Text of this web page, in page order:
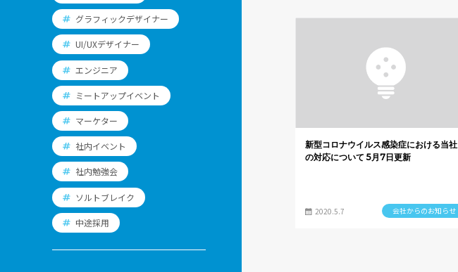
新型コロナウイルス感染症における当社
の対応について 5月7日更新
2020.5.7 会社からのお知らせ
グラフィックデザイナー
UI/UXデザイナー
エンジニア
ミートアップイベント
マーケター
社内イベント
社内勉強会
ソルトブレイク
中途採用